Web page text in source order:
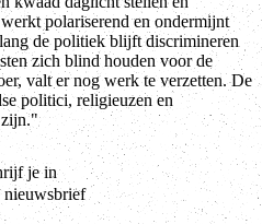
polariserend en ondermijnt
de politiek blijft discrimineren
zich blind houden voor de
valt er nog werk te verzetten. De
politici, religieuzen en
zijn."
je in
nieuwsbrief